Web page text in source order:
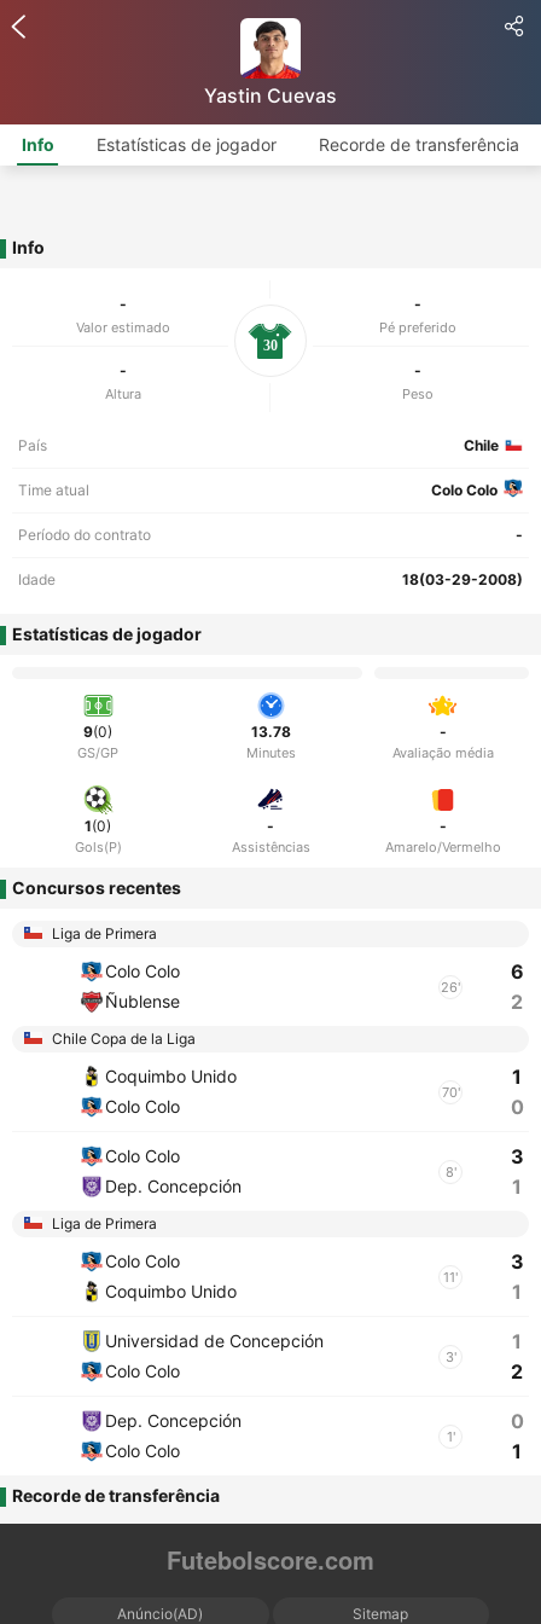
Yastin Cuevas
Info Estatísticas de jogador Recorde de transferência
Info
-
Valor estimado
-
Pé preferido
-
Altura
-
Peso
30
País Chile
Time atual Colo Colo
Período do contrato -
Idade 18(03-29-2008)
Estatísticas de jogador
9(0)
GS/GP
13.78
Minutes
-
Avaliação média
1(0)
Gols(P)
-
Assistências
-
Amarelo/Vermelho
Concursos recentes
Liga de Primera
Colo Colo
Ñublense
26'
6
2
Chile Copa de la Liga
Coquimbo Unido
Colo Colo
70'
1
0
Colo Colo
Dep. Concepción
8'
3
1
Liga de Primera
Colo Colo
Coquimbo Unido
11'
3
1
Universidad de Concepción
Colo Colo
3'
1
2
Dep. Concepción
Colo Colo
1'
0
1
Recorde de transferência
Futebolscore.com
Anúncio(AD) Sitemap